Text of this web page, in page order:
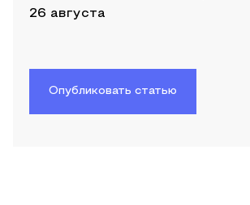
26 августа
Опубликовать статью